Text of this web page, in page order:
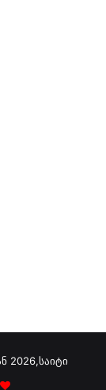
2026,საიტი